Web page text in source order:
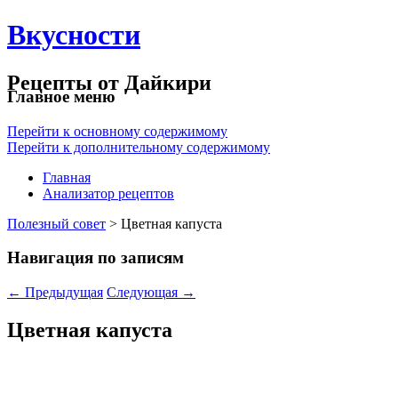
Вкусности
Рецепты от Дайкири
Главное меню
Перейти к основному содержимому
Перейти к дополнительному содержимому
Главная
Анализатор рецептов
Полезный совет > Цветная капуста
Навигация по записям
← Предыдущая Следующая →
Цветная капуста